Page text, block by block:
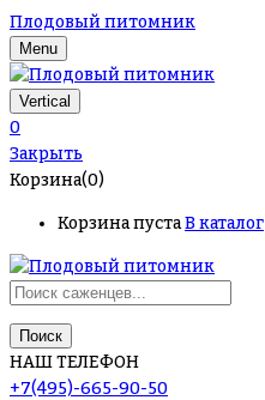
Плодовый питомник
Menu
Vertical
0
Закрыть
Корзина(0)
Корзина пустаВ каталог
Поиск
НАШ ТЕЛЕФОН
+7(495)-665-90-50